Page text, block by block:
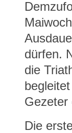
dürfen.
die
Gezeter
Die